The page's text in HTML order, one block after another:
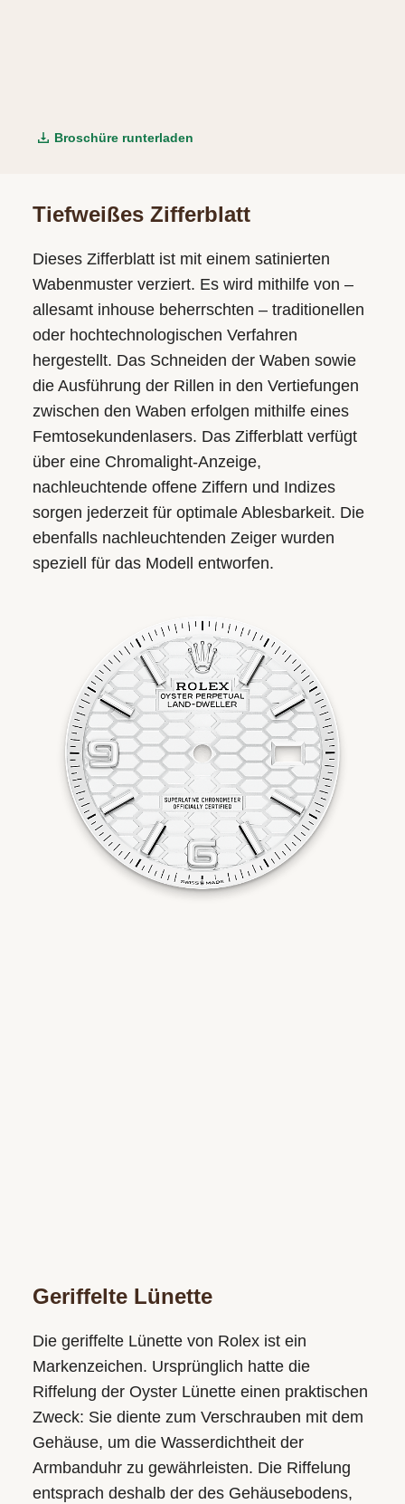
Broschüre runterladen
Tiefweißes Zifferblatt
Dieses Zifferblatt ist mit einem satinierten
Wabenmuster verziert. Es wird mithilfe von –
allesamt inhouse beherrschten – traditionellen
oder hochtechnologischen Verfahren
hergestellt. Das Schneiden der Waben sowie
die Ausführung der Rillen in den Vertiefungen
zwischen den Waben erfolgen mithilfe eines
Femtosekundenlasers. Das Zifferblatt verfügt
über eine Chromalight-Anzeige,
nachleuchtende offene Ziffern und Indizes
sorgen jederzeit für optimale Ablesbarkeit. Die
ebenfalls nachleuchtenden Zeiger wurden
speziell für das Modell entworfen.
Geriffelte Lünette
Die geriffelte Lünette von Rolex ist ein
Markenzeichen. Ursprünglich hatte die
Riffelung der Oyster Lünette einen praktischen
Zweck: Sie diente zum Verschrauben mit dem
Gehäuse­, um die Wasserdichtheit der
Armbanduhr zu gewährleisten. Die Riffelung
entsprach deshalb der des Gehäuse­bodens,